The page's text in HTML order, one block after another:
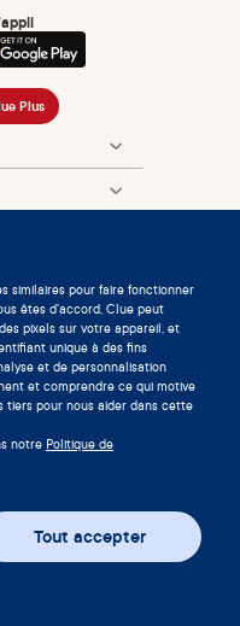
similaires pour faire fonctionner
êtes d'accord, Clue peut
pixels sur votre appareil, et
unique à des fins
et de personnalisation
et comprendre ce qui motive
tiers pour nous aider dans cette
notre Politique de
Tout accepter
Plus
droits réservés
11:34:36